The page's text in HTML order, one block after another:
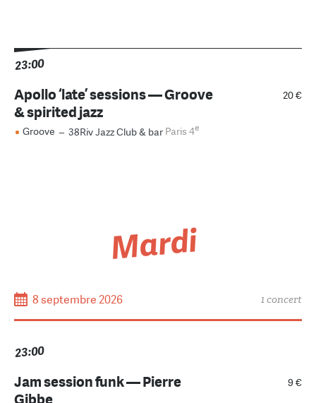
23:00
20 €
Apollo ‘late’ sessions — Groove
& spirited jazz
Groove – 38Riv Jazz Club & bar Paris 4e
Mardi
8 septembre 2026 1 concert
23:00
9 €
Jam session funk — Pierre